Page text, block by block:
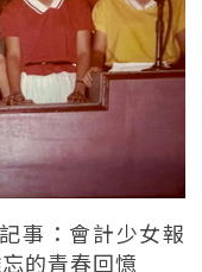
事：會計少女報
的青春回憶